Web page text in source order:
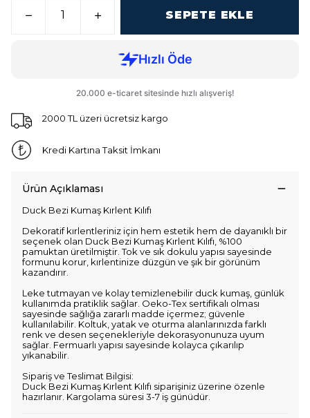
SEPETE EKLE
2000 TL üzeri ücretsiz kargo
Kredi Kartına Taksit İmkanı
Ürün Açıklaması
Duck Bezi Kumaş Kırlent Kılıfı
Dekoratif kırlentleriniz için hem estetik hem de dayanıklı bir
seçenek olan Duck Bezi Kumaş Kırlent Kılıfı, %100
pamuktan üretilmiştir. Tok ve sık dokulu yapısı sayesinde
formunu korur, kırlentinize düzgün ve şık bir görünüm
kazandırır.
Leke tutmayan ve kolay temizlenebilir duck kumaş, günlük
kullanımda pratiklik sağlar. Oeko-Tex sertifikalı olması
sayesinde sağlığa zararlı madde içermez; güvenle
kullanılabilir. Koltuk, yatak ve oturma alanlarınızda farklı
renk ve desen seçenekleriyle dekorasyonunuza uyum
sağlar. Fermuarlı yapısı sayesinde kolayca çıkarılıp
yıkanabilir.
Sipariş ve Teslimat Bilgisi:
Duck Bezi Kumaş Kırlent Kılıfı siparişiniz üzerine özenle
hazırlanır. Kargolama süresi 3-7 iş günüdür.